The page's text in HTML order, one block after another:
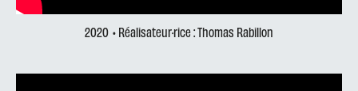
2020 • Réalisateur·rice : Thomas Rabillon